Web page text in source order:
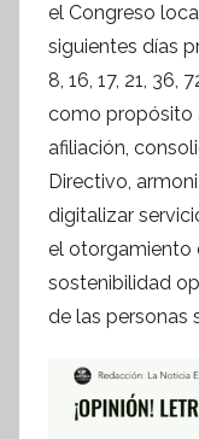
el Congreso
siguientes días
8, 16, 17, 21, 36,
como propósito
afiliación,
Directivo,
digitalizar
el otorgamiento
sostenibilidad
de las personas